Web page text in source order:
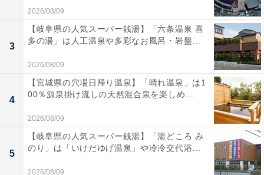
クまで、現代のエンタメを高音質で遊び尽くせる至高の
AVアンプです！
デノン「AVC-X2850H」の口コミは？
デノン「AVC-X2850H」には以下のような口コミが寄せ
られています。
前モデルから買い替えましたが、音の解像度と静寂
感のレベルが一段上がった印象です。映画の重低音
の迫力はもちろん、2chの音楽を聴いたときのピュ
2026/08/09
3
【岐阜県の人気スーパー銭湯】「六条温泉 喜
多の湯」は人工温泉や多彩なお風呂・岩盤...
2026/08/09
4
【宮城県の穴場日帰り温泉】「晴れ温泉」は1
00％源泉掛け流しの天然混合泉を楽しめ...
2026/08/09
5
【岐阜県の人気スーパー銭湯】「湯どころ み
のり」は「いけだゆげ温泉」や冷冷交代浴...
2026/08/09